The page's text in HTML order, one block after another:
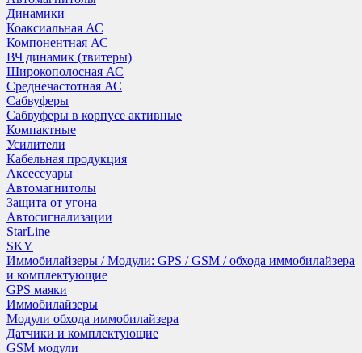
Динамики
Коаксиальная АС
Компонентная АС
ВЧ динамик (твитеры)
Широкополосная АС
Среднечастотная АС
Сабвуферы
Сабвуферы в корпусе активные
Компактные
Усилители
Кабельная продукция
Аксессуары
Автомагнитолы
Защита от угона
Автосигнализации
StarLine
SKY
Иммобилайзеры / Модули: GPS / GSM / обхода иммобилайзера
и комплектующие
GPS маяки
Иммобилайзеры
Модули обхода иммобилайзера
Датчики и комплектующие
GSM модули